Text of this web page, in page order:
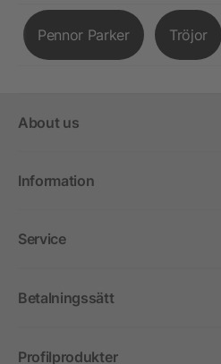
Pennor Parker Tröjor
About us
Information
Service
Betalningssätt
Profilprodukter